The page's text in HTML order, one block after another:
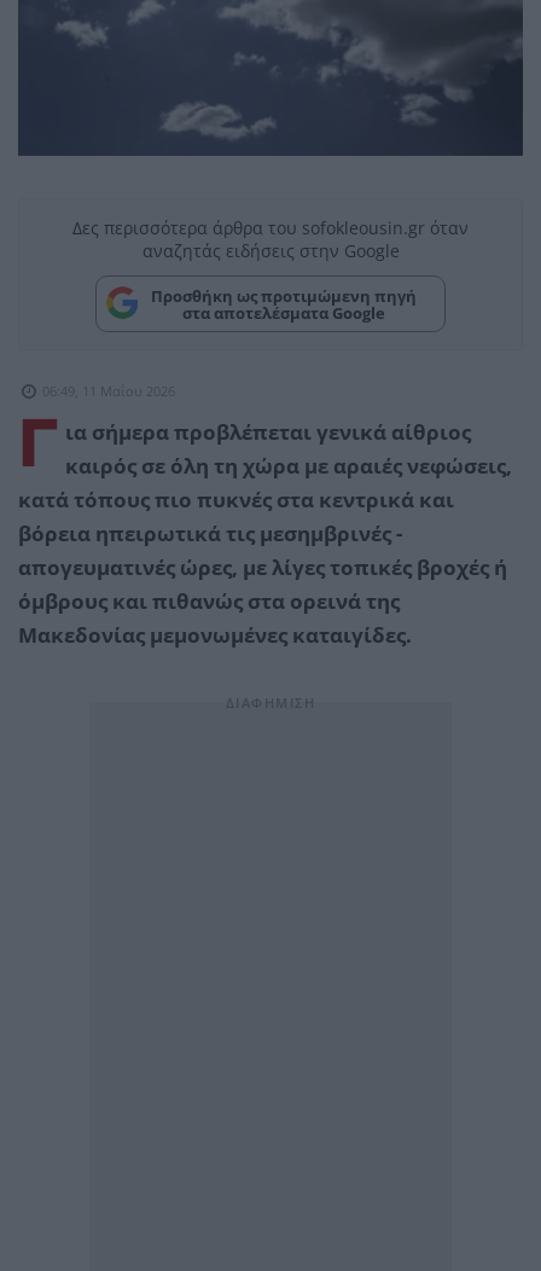
Δες περισσότερα άρθρα του sofokleousin.gr όταν
αναζητάς ειδήσεις στην Google
Προσθήκη ως προτιμώμενη πηγή
στα αποτελέσματα Google
06:49, 11 Μαΐου 2026
Γ ια σήμερα προβλέπεται γενικά αίθριος
καιρός σε όλη τη χώρα με αραιές νεφώσεις,
κατά τόπους πιο πυκνές στα κεντρικά και
βόρεια ηπειρωτικά τις μεσημβρινές -
απογευματινές ώρες, με λίγες τοπικές βροχές ή
όμβρους και πιθανώς στα ορεινά της
Μακεδονίας μεμονωμένες καταιγίδες.